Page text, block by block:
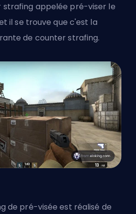
strafing appelée pré-viser le
il se trouve que c'est la
de counter strafing.
de pré-visée est réalisé de